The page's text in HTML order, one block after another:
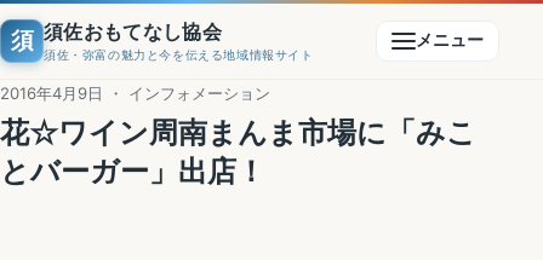
須 須佐おもてなし協会
須佐・弥富の魅力と今を伝える地域情報サイト
メニュー
2016年4月9日 ・ インフォメーション
花☆ワイン周南まんま市場に「みこ
とバーガー」出店！